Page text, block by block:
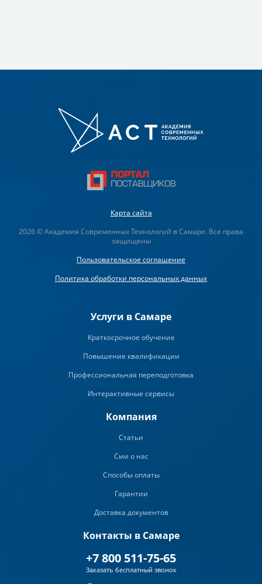
Карта сайта
2026 © Академия Современных Технологий в Самаре. Все права
защищены
Пользовательское соглашение
Политика обработки персональных данных
Услуги в Самаре
Краткосрочное обучение
Повышение квалификации
Профессиональная переподготовка
Интерактивные сервисы
Компания
Статьи
Сми о нас
Способы оплаты
Гарантии
Доставка документов
Контакты в Самаре
+7 800 511-75-65
Заказать бесплатный звонок